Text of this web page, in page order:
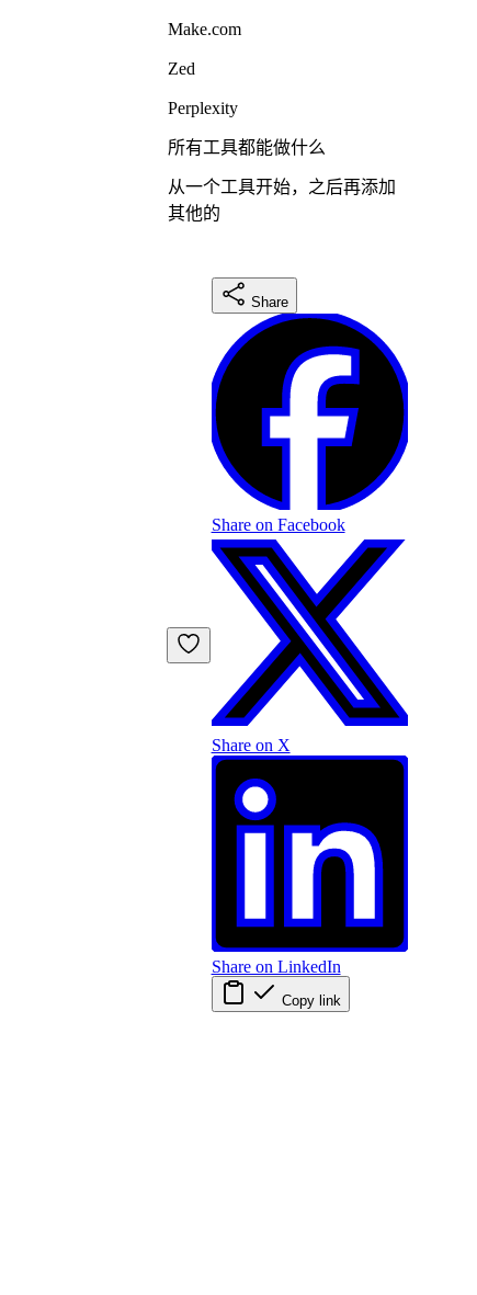
Make.com
Zed
Perplexity
所有工具都能做什么
从一个工具开始，之后再添加
其他的
Share
Share on Facebook
Share on X
Share on LinkedIn
Copy link